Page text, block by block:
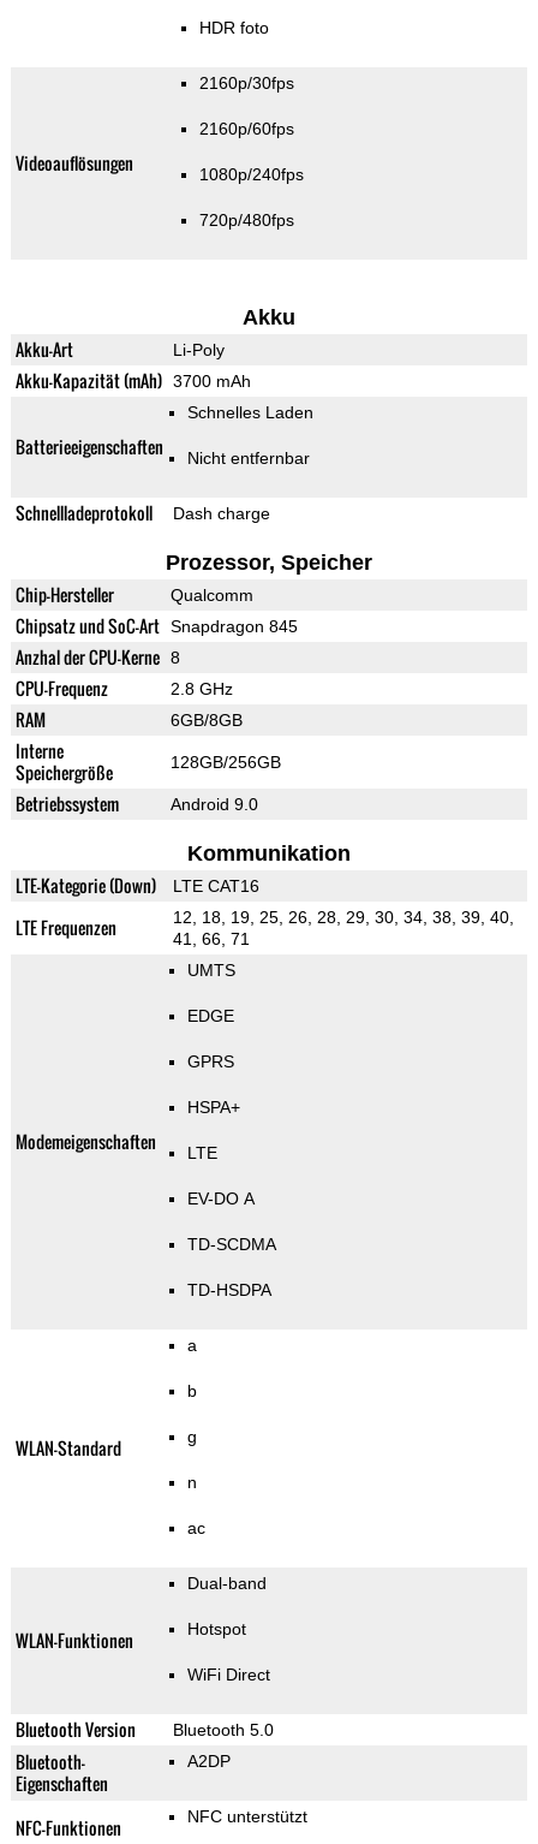
HDR foto
Videoauflösungen
2160p/30fps
2160p/60fps
1080p/240fps
720p/480fps
Akku
Akku-Art Li-Poly
Akku-Kapazität (mAh) 3700 mAh
Batterieeigenschaften
Schnelles Laden
Nicht entfernbar
Schnellladeprotokoll Dash charge
Prozessor, Speicher
Chip-Hersteller Qualcomm
Chipsatz und SoC-Art Snapdragon 845
Anzhal der CPU-Kerne 8
CPU-Frequenz 2.8 GHz
RAM 6GB/8GB
Interne
Speichergröße
128GB/256GB
Betriebssystem Android 9.0
Kommunikation
LTE-Kategorie (Down) LTE CAT16
LTE Frequenzen
12, 18, 19, 25, 26, 28, 29, 30, 34, 38, 39, 40,
41, 66, 71
Modemeigenschaften
UMTS
EDGE
GPRS
HSPA+
LTE
EV-DO A
TD-SCDMA
TD-HSDPA
WLAN-Standard
a
b
g
n
ac
WLAN-Funktionen
Dual-band
Hotspot
WiFi Direct
Bluetooth Version Bluetooth 5.0
Bluetooth-
Eigenschaften
A2DP
NFC-Funktionen NFC unterstützt